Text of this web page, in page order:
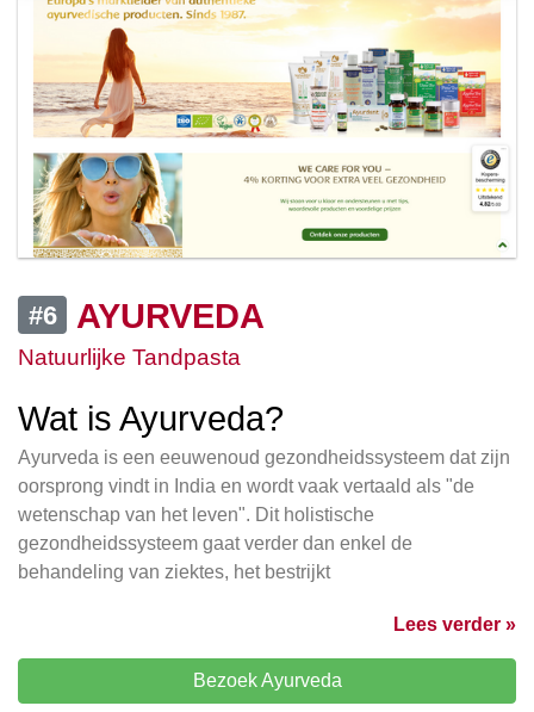
#6 AYURVEDA
Natuurlijke Tandpasta
Wat is Ayurveda?
Ayurveda is een eeuwenoud gezondheidssysteem dat zijn
oorsprong vindt in India en wordt vaak vertaald als "de
wetenschap van het leven". Dit holistische
gezondheidssysteem gaat verder dan enkel de
behandeling van ziektes, het bestrijkt
Lees verder »
Bezoek Ayurveda